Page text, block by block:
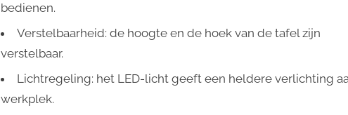
bedienen.
Verstelbaarheid: de hoogte en de hoek van de tafel zijn
verstelbaar.
Lichtregeling: het LED-licht geeft een heldere verlichting
werkplek.